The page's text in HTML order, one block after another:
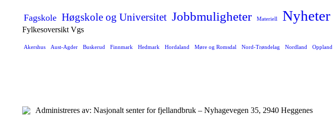
Fagskole Høgskole og Universitet Jobbmuligheter Materiell Nyheter
Fylkesoversikt Vgs
Akershus Aust-Agder Buskerud Finnmark Hedmark Hordaland Møre og Romsdal Nord-Trøndelag Nordland Oppland
Administreres av: Nasjonalt senter for fjellandbruk – Nyhagevegen 35, 2940 Heggenes